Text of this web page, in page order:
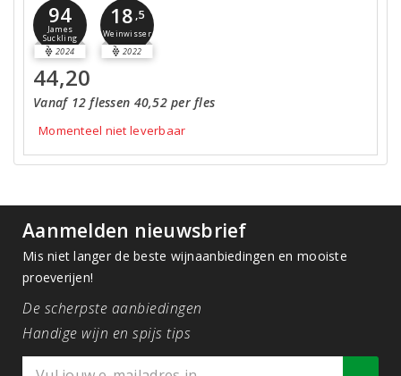
94
James
Suckling
2024
18 ,5
Weinwisser
2022
44,20
Vanaf 12 flessen 40,52 per fles
Momenteel niet leverbaar
Aanmelden nieuwsbrief
Mis niet langer de beste wijnaanbiedingen en mooiste
proeverijen!
De scherpste aanbiedingen
Handige wijn en spijs tips